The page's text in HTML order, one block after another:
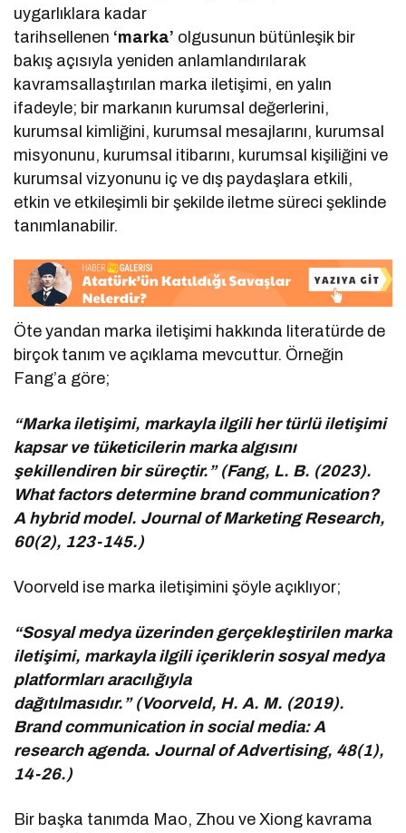
uygarlıklara kadar
tarihsellenen ‘marka’ olgusunun bütünleşik bir
bakış açısıyla yeniden anlamlandırılarak
kavramsallaştırılan marka iletişimi, en yalın
ifadeyle; bir markanın kurumsal değerlerini,
kurumsal kimliğini, kurumsal mesajlarını, kurumsal
misyonunu, kurumsal itibarını, kurumsal kişiliğini ve
kurumsal vizyonunu iç ve dış paydaşlara etkili,
etkin ve etkileşimli bir şekilde iletme süreci şeklinde
tanımlanabilir.
Öte yandan marka iletişimi hakkında literatürde de
birçok tanım ve açıklama mevcuttur. Örneğin
Fang’a göre;
“Marka iletişimi, markayla ilgili her türlü iletişimi
kapsar ve tüketicilerin marka algısını
şekillendiren bir süreçtir.” (Fang, L. B. (2023).
What factors determine brand communication?
A hybrid model. Journal of Marketing Research,
60(2), 123-145.)
Voorveld ise marka iletişimini şöyle açıklıyor;
“Sosyal medya üzerinden gerçekleştirilen marka
iletişimi, markayla ilgili içeriklerin sosyal medya
platformları aracılığıyla
dağıtılmasıdır.” (Voorveld, H. A. M. (2019).
Brand communication in social media: A
research agenda. Journal of Advertising, 48(1),
14-26.)
Bir başka tanımda Mao, Zhou ve Xiong kavrama